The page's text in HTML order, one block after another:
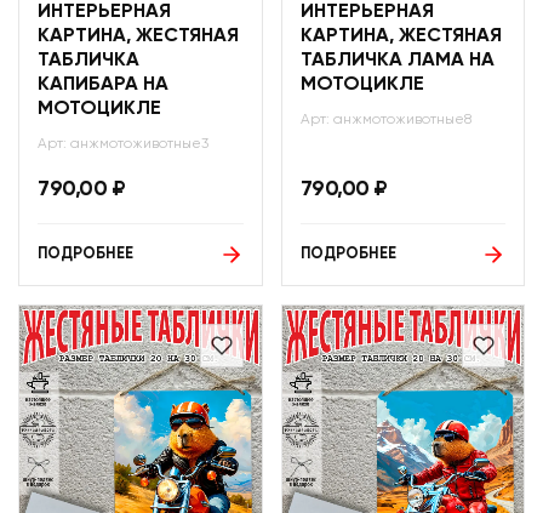
ИНТЕРЬЕРНАЯ
КАРТИНА, ЖЕСТЯНАЯ
ТАБЛИЧКА
КАПИБАРА НА
МОТОЦИКЛЕ
Арт: анжмотоживотные3
790,00 ₽
ПОДРОБНЕЕ
ИНТЕРЬЕРНАЯ
КАРТИНА, ЖЕСТЯНАЯ
ТАБЛИЧКА ЛАМА НА
МОТОЦИКЛЕ
Арт: анжмотоживотные8
790,00 ₽
ПОДРОБНЕЕ